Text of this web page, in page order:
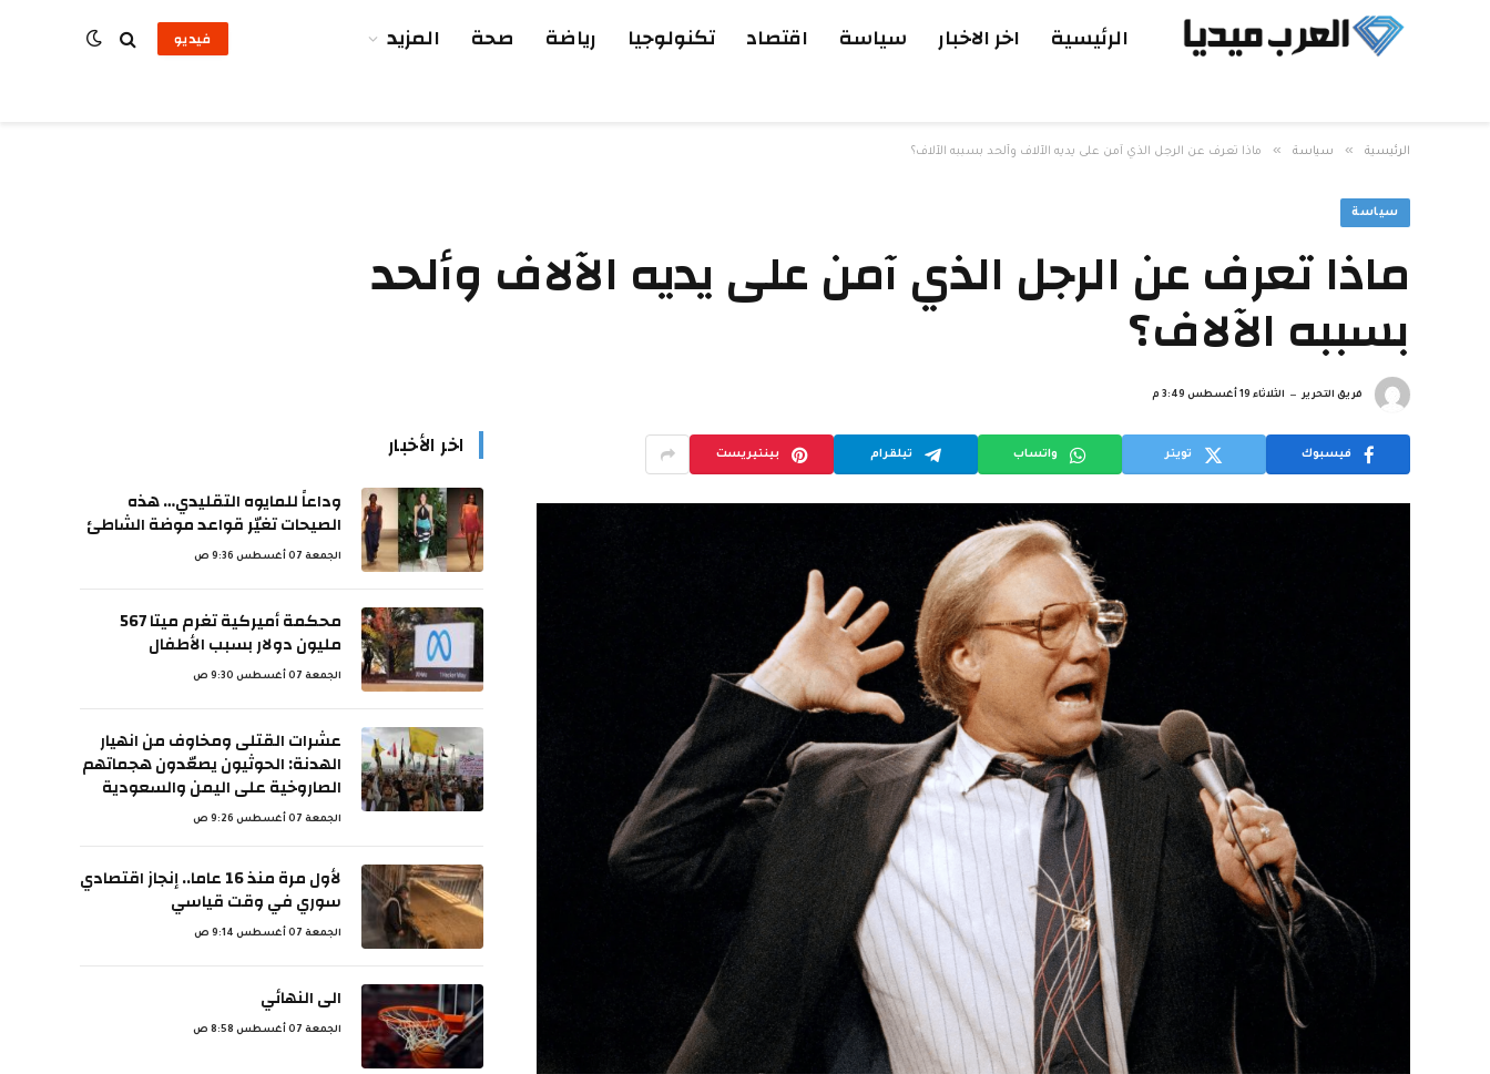
الرئيسية اخر الاخبار سياسة اقتصاد تكنولوجيا رياضة صحة المزيد فيديو
الرئيسية » سياسة » ماذا تعرف عن الرجل الذي آمن على يديه الآلاف وألحد بسببه الآلاف؟
سياسة
ماذا تعرف عن الرجل الذي آمن على يديه الآلاف وألحد
بسببه الآلاف؟
فريق التحرير الثلاثاء 19 أغسطس 3:49 م
فيسبوك تويتر واتساب تيلقرام بينتيريست اخر الأخبار
وداعاً للمايوه التقليدي… هذه
الصيحات تغيّر قواعد موضة الشاطئ
الجمعة 07 أغسطس 9:36 ص
محكمة أميركية تغرم ميتا 567
مليون دولار بسبب الأطفال
الجمعة 07 أغسطس 9:30 ص
عشرات القتلى ومخاوف من انهيار
الهدنة: الحوثيون يصعّدون هجماتهم
الصاروخية على اليمن والسعودية
الجمعة 07 أغسطس 9:26 ص
لأول مرة منذ 16 عاما.. إنجاز اقتصادي
سوري في وقت قياسي
الجمعة 07 أغسطس 9:14 ص
الى النهائي
الجمعة 07 أغسطس 8:58 ص